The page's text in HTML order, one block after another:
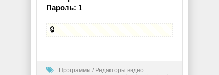
Пароль: 1
🔒
Программы / Редакторы видео